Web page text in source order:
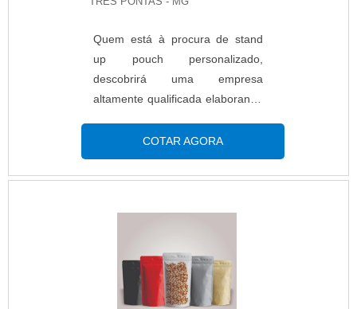
Quem está à procura de stand
up pouch personalizado,
descobrirá uma empresa
altamente qualificada elaborando
melhor companhia do segmento
e encontrando sofisticação e
preço justo em um só
cliente poderá contar com
proteção e com as melhores
soluções para embalagens
COTAR AGORA